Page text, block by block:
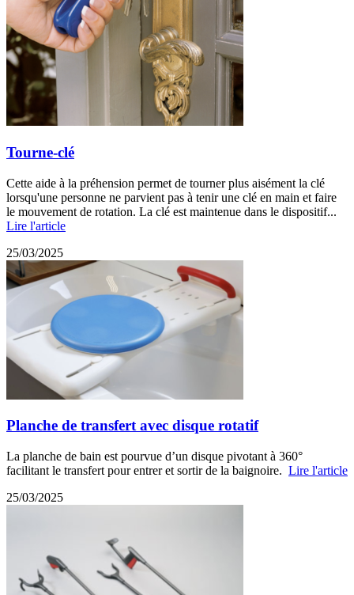
Tourne-clé
Cette aide à la préhension permet de tourner plus aisément la clé
lorsqu'une personne ne parvient pas à tenir une clé en main et faire
le mouvement de rotation. La clé est maintenue dans le dispositif...
Lire l'article
25/03/2025
Planche de transfert avec disque rotatif
La planche de bain est pourvue d’un disque pivotant à 360°
facilitant le transfert pour entrer et sortir de la baignoire. Lire l'article
25/03/2025